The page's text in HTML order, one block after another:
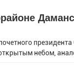
небом,